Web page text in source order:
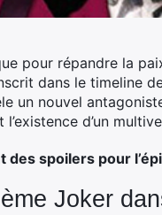
pour répandre la
dans le timeline
un nouvel
d’un
spoilers pour
Joker